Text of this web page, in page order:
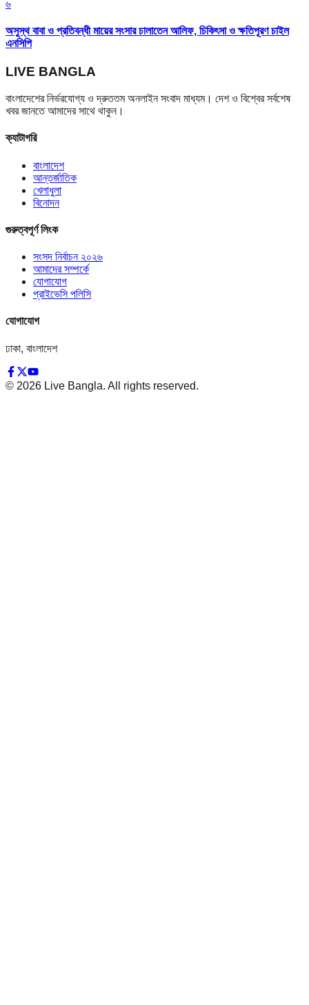
৬
অসুস্থ বাবা ও প্রতিবন্ধী মায়ের সংসার চালাতেন আলিফ, চিকিৎসা ও ক্ষতিপূরণ চাইল
এনসিপি
LIVE BANGLA
বাংলাদেশের নির্ভরযোগ্য ও দ্রুততম অনলাইন সংবাদ মাধ্যম। দেশ ও বিশ্বের সর্বশেষ
খবর জানতে আমাদের সাথে থাকুন।
ক্যাটাগরি
বাংলাদেশ
আন্তর্জাতিক
খেলাধুলা
বিনোদন
গুরুত্বপূর্ণ লিংক
সংসদ নির্বাচন ২০২৬
আমাদের সম্পর্কে
যোগাযোগ
প্রাইভেসি পলিসি
যোগাযোগ
ঢাকা, বাংলাদেশ
© 2026 Live Bangla. All rights reserved.